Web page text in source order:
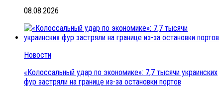
08.08.2026
Новости
«Колоссальный удар по экономике»: 7,7 тысячи украинских
фур застряли на границе из-за остановки портов